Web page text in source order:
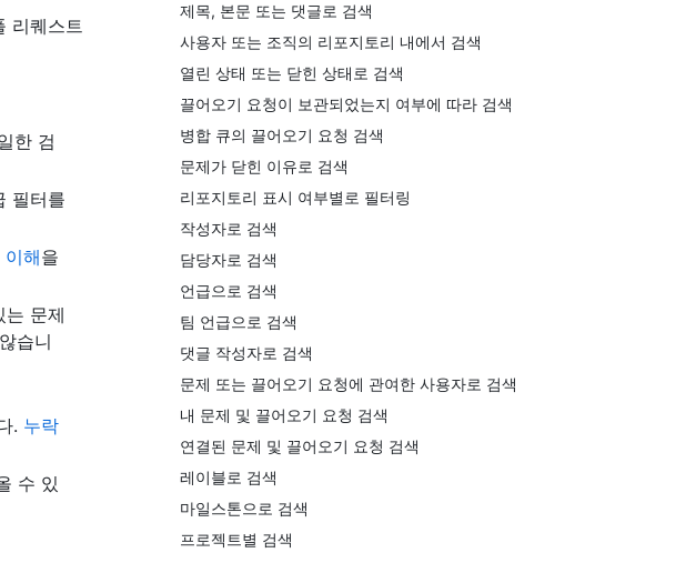
제목, 본문 또는 댓글로 검색
사용자 또는 조직의 리포지토리 내에서 검색
열린 상태 또는 닫힌 상태로 검색
끌어오기 요청이 보관되었는지 여부에 따라 검색
병합 큐의 끌어오기 요청 검색
문제가 닫힌 이유로 검색
리포지토리 표시 여부별로 필터링
작성자로 검색
담당자로 검색
언급으로 검색
팀 언급으로 검색
댓글 작성자로 검색
문제 또는 끌어오기 요청에 관여한 사용자로 검색
내 문제 및 끌어오기 요청 검색
연결된 문제 및 끌어오기 요청 검색
레이블로 검색
마일스톤으로 검색
프로젝트별 검색
리퀘스트
한 검
필터를
해을
는 문제
습니
. 누락
수 있